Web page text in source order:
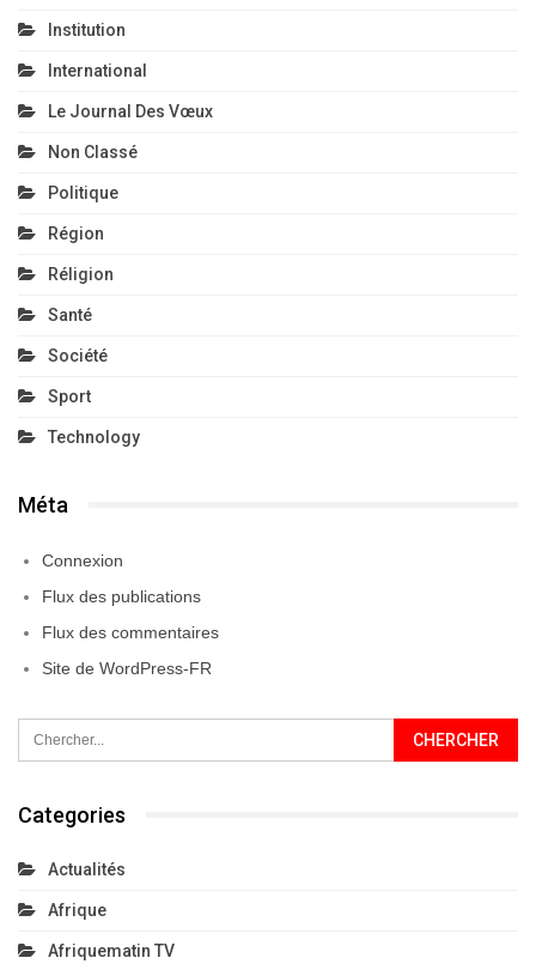
Institution
International
Le Journal Des Vœux
Non Classé
Politique
Région
Réligion
Santé
Société
Sport
Technology
Méta
Connexion
Flux des publications
Flux des commentaires
Site de WordPress-FR
Categories
Actualités
Afrique
Afriquematin TV